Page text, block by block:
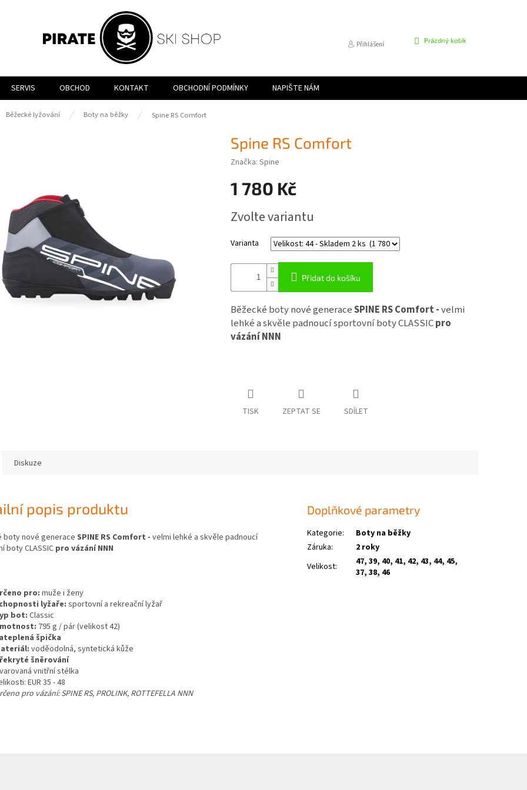
Přihlášení
NÁKUPNÍ
Prázdný košík
SERVIS OBCHOD KONTAKT OBCHODNÍ PODMÍNKY NAPIŠTE NÁM
Běžecké lyžování Boty na běžky Spine RS Comfort
Spine RS Comfort
Značka: Spine
1 780 Kč
cena:
Zvolte variantu
Varianta
Přidat do košíku
Běžecké boty nové generaceSPINE RS Comfort -velmi
lehké a skvěle padnoucí sportovní boty CLASSICpro
vázání NNN
TISK ZEPTAT SE SDÍLET
Diskuze
popis produktu
boty nové generace SPINE RS Comfort - velmi lehké a skvěle padnoucí
boty CLASSIC pro vázání NNN
pro: muže i ženy
lyžaře: sportovní a rekreační lyžař
bot: Classic
795 g / pár (velikost 42)
špička
voděodolná, syntetická kůže
šněrování
vnitřní stélka
EUR 35 - 48
pro vázání: SPINE RS, PROLINK, ROTTEFELLA NNN
Doplňkové parametry
Kategorie:
Boty na běžky
Záruka:
2 roky
Velikost:
47, 39, 40, 41, 42, 43, 44, 45,
37, 38, 46